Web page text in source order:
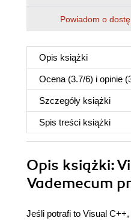
Powiadom o
Opis książki
Ocena (3.7/6) i opinie
Szczegóły książki
Spis treści książki
Opis książki:
Vademecum
Jeśli potrafi to Visual